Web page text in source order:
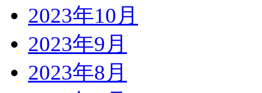
2023年10月
2023年9月
2023年8月